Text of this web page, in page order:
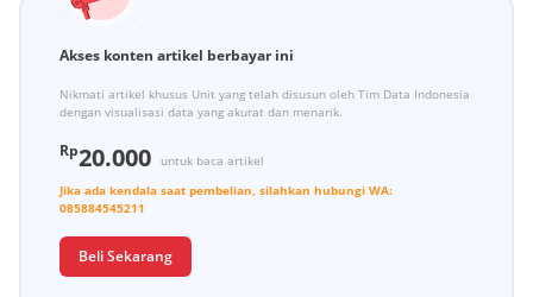
Akses konten artikel berbayar ini
Nikmati artikel khusus Unit yang telah disusun oleh Tim Data Indonesia
dengan visualisasi data yang akurat dan menarik.
Rp20.000
untuk baca artikel
Jika ada kendala saat pembelian, silahkan hubungi WA:
085884545211
Beli Sekarang